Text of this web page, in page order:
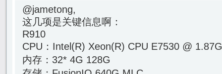
@jametong,
这几项是关键信息啊：
R910
CPU：Intel(R) Xeon(R) CPU E7530 @
内存：32* 4G 128G